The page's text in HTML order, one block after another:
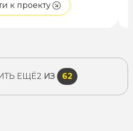
к проекту
ЕЩЁ2 ИЗ 62